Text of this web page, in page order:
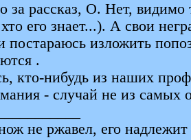
за рассказ, О. Нет, видимо
его знает...). А свои
постараюсь изложить
.
кто-нибудь из наших
- случай не из самых
не ржавел, его